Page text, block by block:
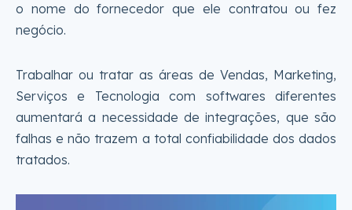
o nome do fornecedor que ele contratou ou fez
negócio.
Trabalhar ou tratar as áreas de Vendas, Marketing,
Serviços e Tecnologia com softwares diferentes
aumentará a necessidade de integrações, que são
falhas e não trazem a total confiabilidade dos dados
tratados.